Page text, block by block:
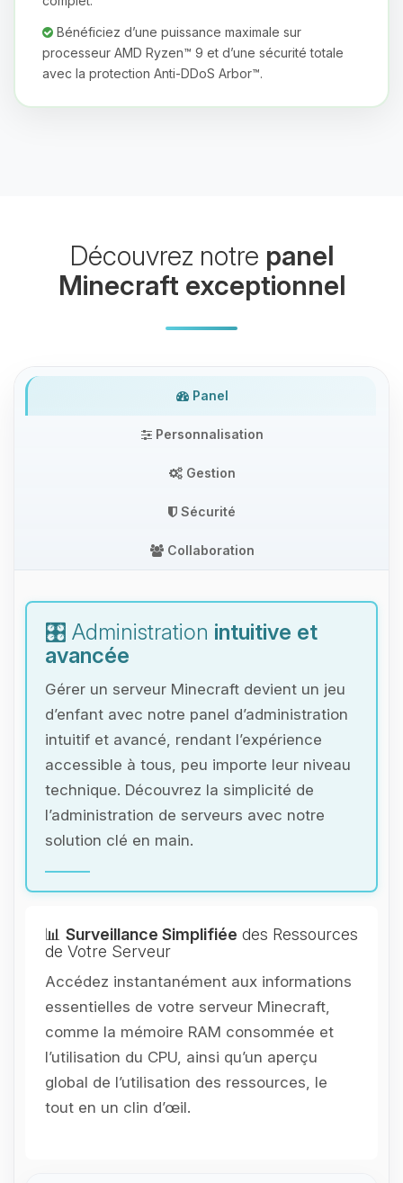
Bénéficiez d’une puissance maximale sur
processeur AMD Ryzen™ 9 et d’une sécurité totale
avec la protection Anti-DDoS Arbor™.
Découvrez notre panel
Minecraft exceptionnel
Panel
Personnalisation
Gestion
Sécurité
Collaboration
🎛️ Administration intuitive et
avancée
Gérer un serveur Minecraft devient un jeu
d’enfant avec notre panel d’administration
intuitif et avancé, rendant l’expérience
accessible à tous, peu importe leur niveau
technique. Découvrez la simplicité de
l’administration de serveurs avec notre
solution clé en main.
📊 Surveillance Simplifiée des Ressources
de Votre Serveur
Accédez instantanément aux informations
essentielles de votre serveur Minecraft,
comme la mémoire RAM consommée et
l’utilisation du CPU, ainsi qu’un aperçu
global de l’utilisation des ressources, le
tout en un clin d’œil.